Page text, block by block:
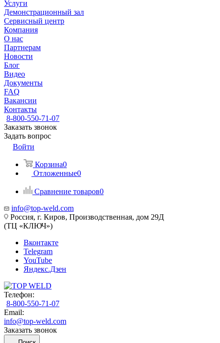
Услуги
Демонстрационный зал
Сервисный центр
Компания
О нас
Партнерам
Новости
Блог
Видео
Документы
FAQ
Вакансии
Контакты
8-800-550-71-07
Заказать звонок
Задать вопрос
Войти
Корзина0
Отложенные0
Сравнение товаров0
info@top-weld.com
Россия, г. Киров, Производственная, дом 29Д
(ТЦ «КЛЮЧ»)
Вконтакте
Telegram
YouTube
Яндекс.Дзен
Телефон:
8-800-550-71-07
Email:
info@top-weld.com
Заказать звонок